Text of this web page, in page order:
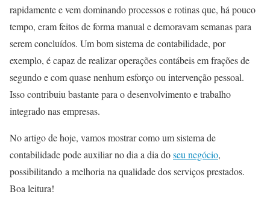
rapidamente e vem dominando processos e rotinas que, há pouco
tempo, eram feitos de forma manual e demoravam semanas para
serem concluídos. Um bom sistema de contabilidade, por
exemplo, é capaz de realizar operações contábeis em frações de
segundo e com quase nenhum esforço ou intervenção pessoal.
Isso contribuiu bastante para o desenvolvimento e trabalho
integrado nas empresas.
No artigo de hoje, vamos mostrar como um sistema de
contabilidade pode auxiliar no dia a dia doseu negócio,
possibilitando a melhoria na qualidade dos serviços prestados.
Boa leitura!